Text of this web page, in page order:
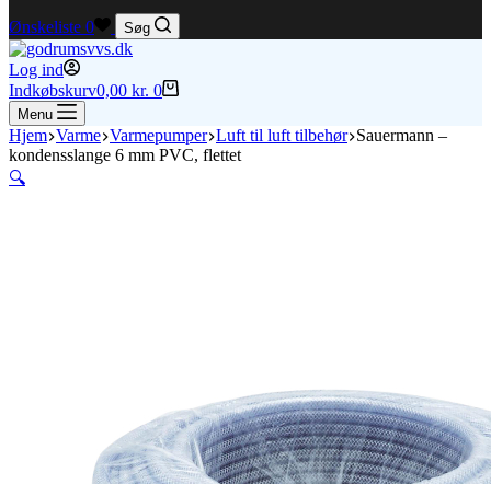
Ønskeliste 0 Søg
Log ind
Indkøbskurv0,00 kr. 0
Menu
Hjem Varme Varmepumper Luft til luft tilbehør Sauermann –
kondensslange 6 mm PVC, flettet
🔍